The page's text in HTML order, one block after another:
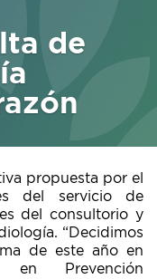
de
propuesta por el
del servicio de
del consultorio y
“Decidimos
de este año en
en Prevención